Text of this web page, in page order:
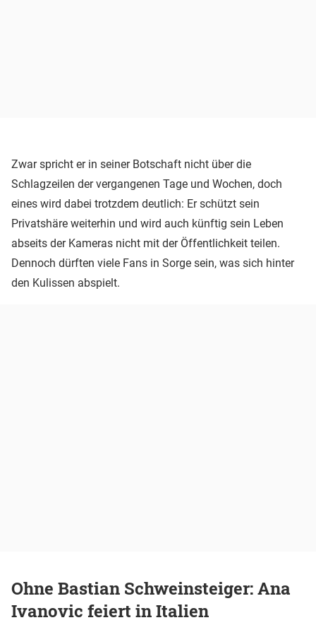
Zwar spricht er in seiner Botschaft nicht über die
Schlagzeilen der vergangenen Tage und Wochen, doch
eines wird dabei trotzdem deutlich: Er schützt sein
Privatshäre weiterhin und wird auch künftig sein Leben
abseits der Kameras nicht mit der Öffentlichkeit teilen.
Dennoch dürften viele Fans in Sorge sein, was sich hinter
den Kulissen abspielt.
Ohne Bastian Schweinsteiger: Ana
Ivanovic feiert in Italien